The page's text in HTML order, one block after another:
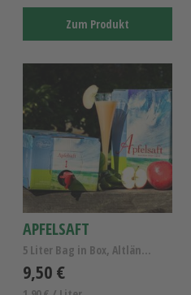
Zum Produkt
APFELSAFT
5 Liter Bag in Box, Altländer Apfelsaft naturtrüb
9,50 €